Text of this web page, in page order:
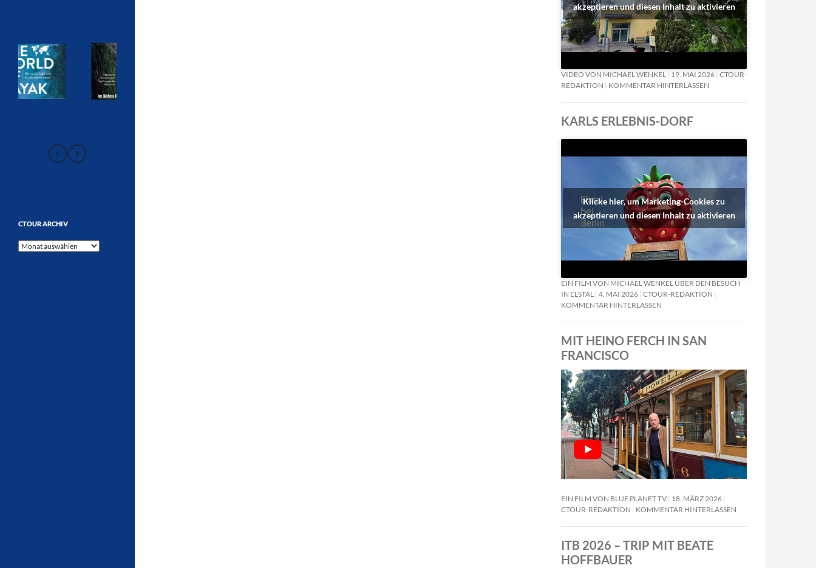
akzeptieren und diesen Inhalt zu aktivieren
VIDEO VON MICHAEL WENKEL 19. MAI 2026 CTOUR-
REDAKTION
KOMMENTAR HINTERLASSEN
KARLS ERLEBNIS-DORF
Klicke hier, um Marketing-Cookies zu
akzeptieren und diesen Inhalt zu aktivieren
EIN FILM VON MICHAEL WENKEL ÜBER DEN BESUCH
IN ELSTAL 4. MAI 2026 CTOUR-REDAKTION
KOMMENTAR HINTERLASSEN
MIT HEINO FERCH IN SAN
FRANCISCO
EIN FILM VON BLUE PLANET TV 18. MÄRZ 2026
CTOUR-REDAKTION
KOMMENTAR HINTERLASSEN
ITB 2026 – TRIP MIT BEATE
HOFFBAUER
CTOUR ARCHIV
CTOUR